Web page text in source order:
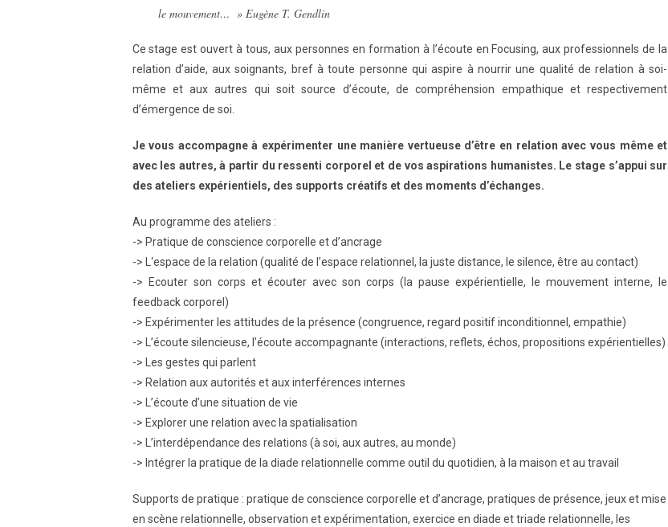
le mouvement… » Eugène T. Gendlin
Ce stage est ouvert à tous, aux personnes en formation à l’écoute en Focusing, aux professionnels de la
relation d’aide, aux soignants, bref à toute personne qui aspire à nourrir une qualité de relation à soi-
même et aux autres qui soit source d’écoute, de compréhension empathique et respectivement
d’émergence de soi.
Je vous accompagne à expérimenter une manière vertueuse d’être en relation avec vous même et
avec les autres, à partir du ressenti corporel et de vos aspirations humanistes. Le stage s’appui sur
des ateliers expérientiels, des supports créatifs et des moments d’échanges.
Au programme des ateliers :
-> Pratique de conscience corporelle et d’ancrage
-> L‘espace de la relation (qualité de l’espace relationnel, la juste distance, le silence, être au contact)
-> Ecouter son corps et écouter avec son corps (la pause expérientielle, le mouvement interne, le
feedback corporel)
-> Expérimenter les attitudes de la présence (congruence, regard positif inconditionnel, empathie)
-> L’écoute silencieuse, l’écoute accompagnante (interactions, reflets, échos, propositions expérientielles)
-> Les gestes qui parlent
-> Relation aux autorités et aux interférences internes
-> L’écoute d’une situation de vie
-> Explorer une relation avec la spatialisation
-> L’interdépendance des relations (à soi, aux autres, au monde)
-> Intégrer la pratique de la diade relationnelle comme outil du quotidien, à la maison et au travail
Supports de pratique : pratique de conscience corporelle et d’ancrage, pratiques de présence, jeux et mise
en scène relationnelle, observation et expérimentation, exercice en diade et triade relationnelle, les